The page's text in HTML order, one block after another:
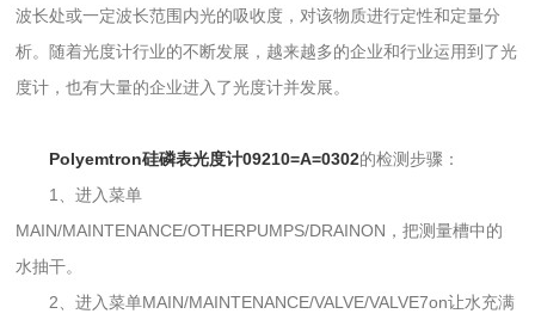
波长处或一定波长范围内光的吸收度，对该物质进行定性和定量分
析。随着光度计行业的不断发展，越来越多的企业和行业运用到了光
度计，也有大量的企业进入了光度计并发展。
Polyemtron硅磷表光度计09210=A=0302的检测步骤：
1、进入菜单
MAIN/MAINTENANCE/OTHERPUMPS/DRAINON，把测量槽中的
水抽干。
2、进入菜单MAIN/MAINTENANCE/VALVE/VALVE7on让水充满